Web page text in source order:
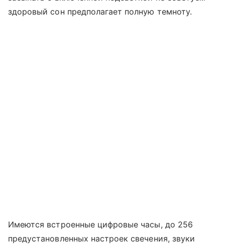
здоровый сон предполагает полную темноту.
Имеются встроенные цифровые часы, до 256
предустановленных настроек свечения, звуки